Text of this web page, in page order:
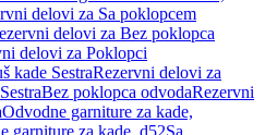
delovi za Sa poklopcem
delovi za Bez poklopca
delovi za Poklopci
kade SestraRezervni delovi za
Bez poklopca odvodaRezervni
Odvodne garniture za kade,
garniture za kade, d52Sa